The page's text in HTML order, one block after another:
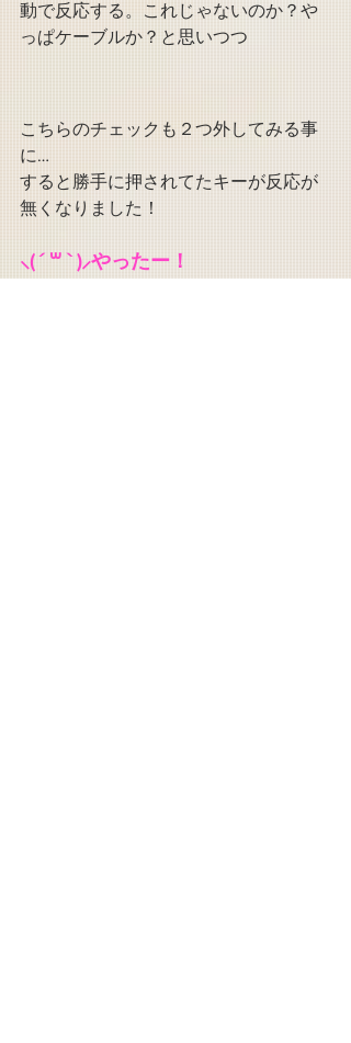
動で反応する。これじゃないのか？や
っぱケーブルか？と思いつつ
こちらのチェックも２つ外してみる事
に…
すると勝手に押されてたキーが反応が
無くなりました！
⸜( ´ ꒳ ` )⸝やったー！